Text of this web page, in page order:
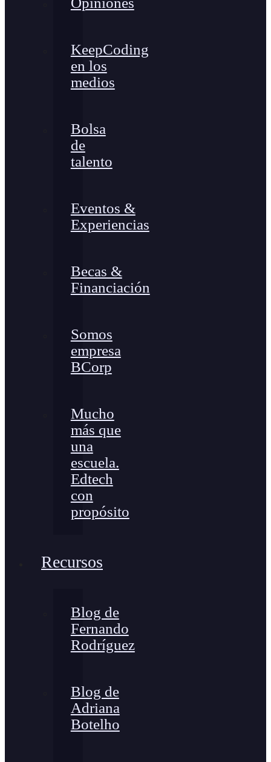
KeepCoding
en los
medios
Bolsa
de
talento
Eventos &
Experiencias
Becas &
Financiación
Somos
empresa
BCorp
Mucho
más que
una
escuela.
Edtech
con
propósito
Recursos
Blog de
Fernando
Rodríguez
Blog de
Adriana
Botelho